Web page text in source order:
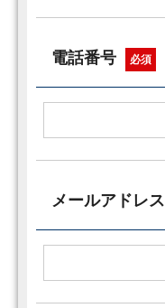
電話番号 必須
メールアドレス